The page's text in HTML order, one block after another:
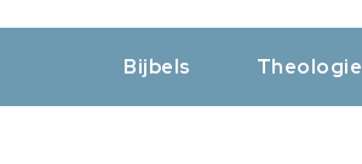
Bijbels Theologie